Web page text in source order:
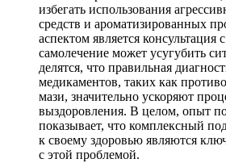
избегать использования
средств и ароматизированных
аспектом является консультация
самолечение может усугубить
делятся, что правильная
медикаментов, таких как
мази, значительно ускоряют
выздоровления. В целом, опыт
показывает, что комплексный
к своему здоровью являются
с этой проблемой.